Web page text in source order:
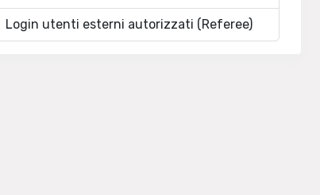
Login utenti esterni autorizzati (Referee)